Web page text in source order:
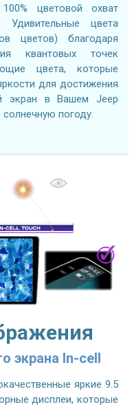
цветовой охват
Удивительные цвета
цветов) благодаря
квантовых точек
цвета, которые
для достижения
экран в Вашем Jeep
погоду.
экрана In-cell
яркие 9.5
дисплеи, которые